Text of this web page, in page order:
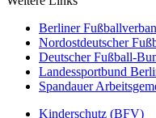
Berliner
Nordostdeutscher
Deutscher Fußball-
Landessportbund
Spandauer
Kinderschutz (BFV)